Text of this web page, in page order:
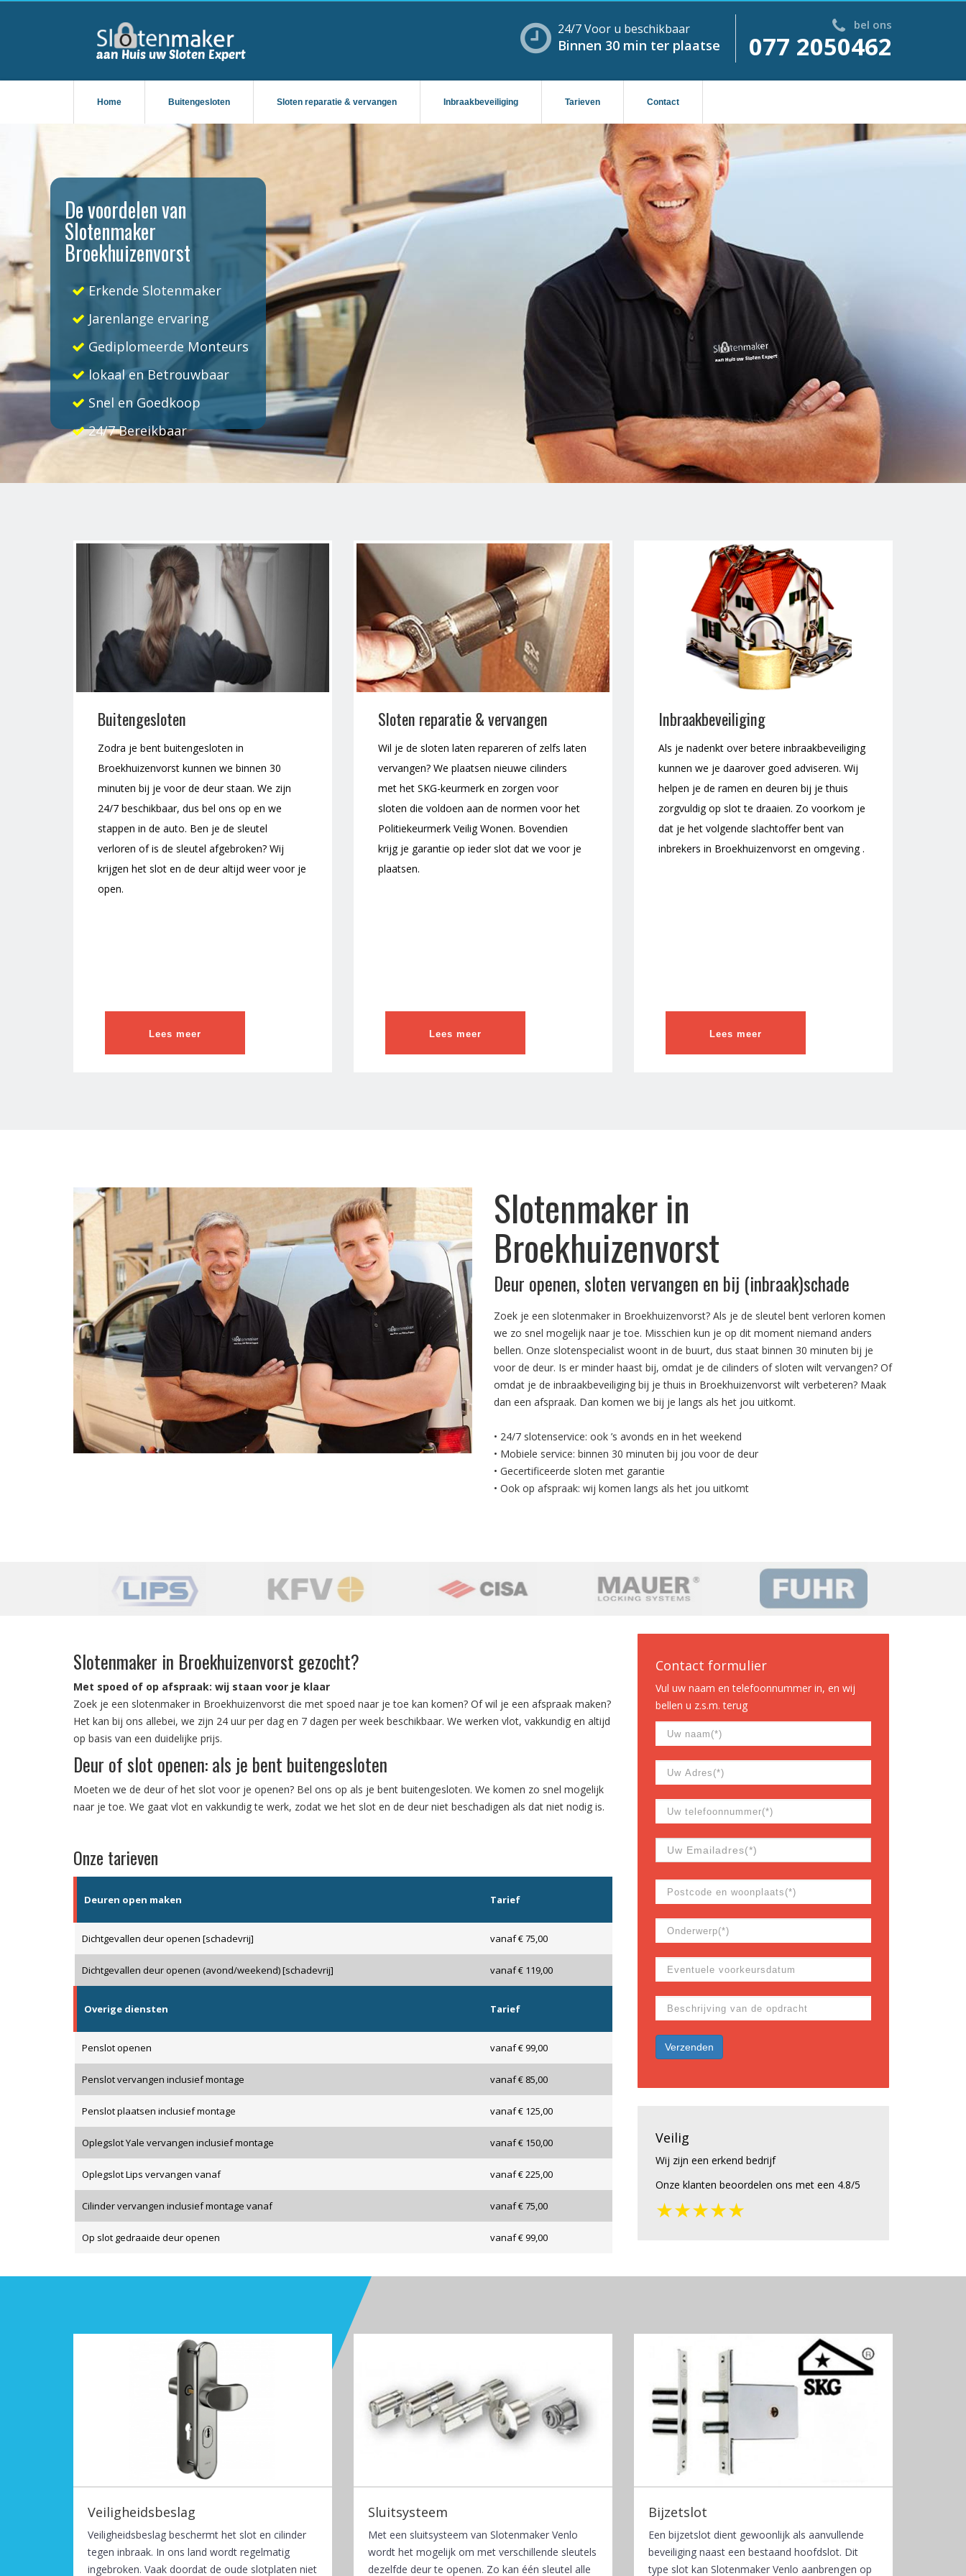
24/7 Voor u beschikbaar
Binnen 30 min ter plaatse
bel ons
077 2050462
Home Buitengesloten Sloten reparatie & vervangen Inbraakbeveiliging Tarieven Contact
De voordelen van
Slotenmaker
Broekhuizenvorst
Erkende Slotenmaker
Jarenlange ervaring
Gediplomeerde Monteurs
lokaal en Betrouwbaar
Snel en Goedkoop
24/7 Bereikbaar
Buitengesloten
Zodra je bent buitengesloten in
Broekhuizenvorst kunnen we binnen 30
minuten bij je voor de deur staan. We zijn
24/7 beschikbaar, dus bel ons op en we
stappen in de auto. Ben je de sleutel
verloren of is de sleutel afgebroken? Wij
krijgen het slot en de deur altijd weer voor je
open.
Lees meer
Sloten reparatie & vervangen
Wil je de sloten laten repareren of zelfs laten
vervangen? We plaatsen nieuwe cilinders
met het SKG-keurmerk en zorgen voor
sloten die voldoen aan de normen voor het
Politiekeurmerk Veilig Wonen. Bovendien
krijg je garantie op ieder slot dat we voor je
plaatsen.
Lees meer
Inbraakbeveiliging
Als je nadenkt over betere inbraakbeveiliging
kunnen we je daarover goed adviseren. Wij
helpen je de ramen en deuren bij je thuis
zorgvuldig op slot te draaien. Zo voorkom je
dat je het volgende slachtoffer bent van
inbrekers in Broekhuizenvorst en omgeving .
Lees meer
Slotenmaker in
Broekhuizenvorst
Deur openen, sloten vervangen en bij (inbraak)schade
Zoek je een slotenmaker in Broekhuizenvorst? Als je de sleutel bent verloren komen
we zo snel mogelijk naar je toe. Misschien kun je op dit moment niemand anders
bellen. Onze slotenspecialist woont in de buurt, dus staat binnen 30 minuten bij je
voor de deur. Is er minder haast bij, omdat je de cilinders of sloten wilt vervangen? Of
omdat je de inbraakbeveiliging bij je thuis in Broekhuizenvorst wilt verbeteren? Maak
dan een afspraak. Dan komen we bij je langs als het jou uitkomt.
• 24/7 slotenservice: ook ’s avonds en in het weekend
• Mobiele service: binnen 30 minuten bij jou voor de deur
• Gecertificeerde sloten met garantie
• Ook op afspraak: wij komen langs als het jou uitkomt
Slotenmaker in Broekhuizenvorst gezocht?
Met spoed of op afspraak: wij staan voor je klaar
Zoek je een slotenmaker in Broekhuizenvorst die met spoed naar je toe kan komen? Of wil je een afspraak maken?
Het kan bij ons allebei, we zijn 24 uur per dag en 7 dagen per week beschikbaar. We werken vlot, vakkundig en altijd
op basis van een duidelijke prijs.
Deur of slot openen: als je bent buitengesloten
Moeten we de deur of het slot voor je openen? Bel ons op als je bent buitengesloten. We komen zo snel mogelijk
naar je toe. We gaat vlot en vakkundig te werk, zodat we het slot en de deur niet beschadigen als dat niet nodig is.
Onze tarieven
Deuren open maken Tarief
Dichtgevallen deur openen [schadevrij] vanaf € 75,00
Dichtgevallen deur openen (avond/weekend) [schadevrij] vanaf € 119,00
Overige diensten Tarief
Penslot openen vanaf € 99,00
Penslot vervangen inclusief montage vanaf € 85,00
Penslot plaatsen inclusief montage vanaf € 125,00
Oplegslot Yale vervangen inclusief montage vanaf € 150,00
Oplegslot Lips vervangen vanaf vanaf € 225,00
Cilinder vervangen inclusief montage vanaf vanaf € 75,00
Op slot gedraaide deur openen vanaf € 99,00
Contact formulier
Vul uw naam en telefoonnummer in, en wij
bellen u z.s.m. terug
Veilig
Wij zijn een erkend bedrijf
Onze klanten beoordelen ons met een 4.8/5
★★★★★
Veiligheidsbeslag
Veiligheidsbeslag beschermt het slot en cilinder
tegen inbraak. In ons land wordt regelmatig
ingebroken. Vaak doordat de oude slotplaten niet
Sluitsysteem
Met een sluitsysteem van Slotenmaker Venlo
wordt het mogelijk om met verschillende sleutels
dezelfde deur te openen. Zo kan één sleutel alle
Bijzetslot
Een bijzetslot dient gewoonlijk als aanvullende
beveiliging naast een bestaand hoofdslot. Dit
type slot kan Slotenmaker Venlo aanbrengen op